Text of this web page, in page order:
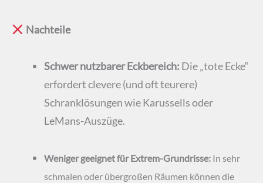
Nachteile
Schwer nutzbarer Eckbereich: Die „tote Ecke“
erfordert clevere (und oft teurere)
Schranklösungen wie Karussells oder
LeMans-Auszüge.
Weniger geeignet für Extrem-Grundrisse:In sehr
schmalen oder übergroßen Räumen können die